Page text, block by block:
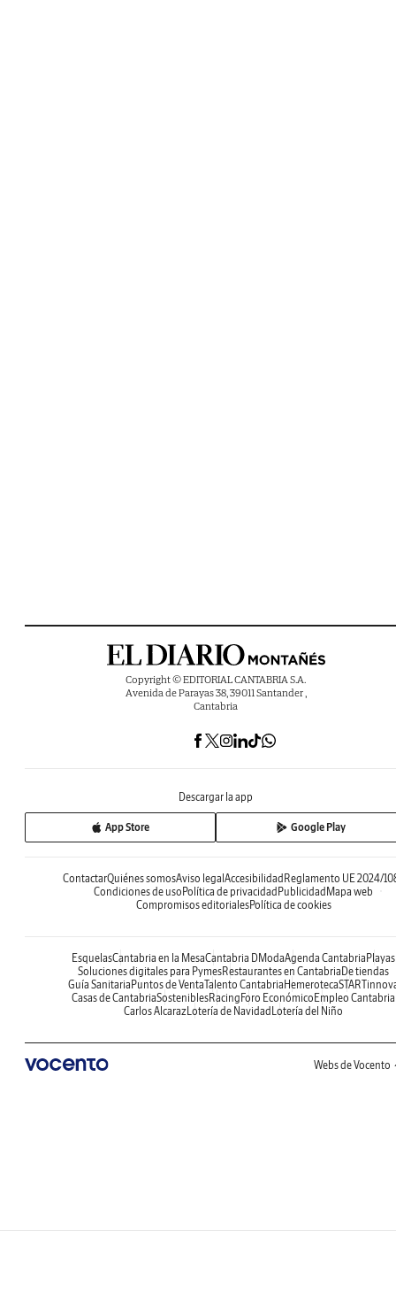
Copyright © EDITORIAL CANTABRIA S.A.
Avenida de Parayas 38, 39011 Santander ,
Cantabria
Descargar la app
App Store Google Play
ContactarQuiénes somosAviso legalAccesibilidadReglamento UE 2024/
Condiciones de usoPolítica de privacidadPublicidadMapa web
Compromisos editorialesPolítica de cookies
EsquelasCantabria en la MesaCantabria DModaAgenda CantabriaPlayas
Soluciones digitales para PymesRestaurantes en CantabriaDe tiendas
Guía SanitariaPuntos de VentaTalento CantabriaHemeroteca
Casas de CantabriaSosteniblesRacingForo EconómicoEmpleo Cantabria
Carlos AlcarazLotería de NavidadLotería del Niño
Webs de Vocento